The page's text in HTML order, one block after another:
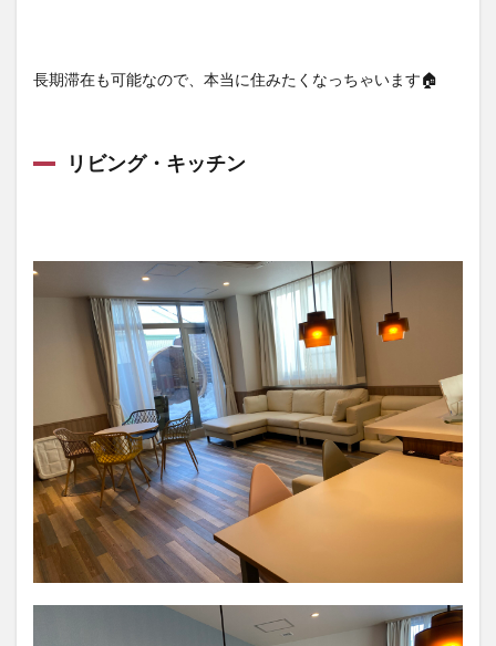
長期滞在も可能なので、本当に住みたくなっちゃいます🏠
リビング・キッチン